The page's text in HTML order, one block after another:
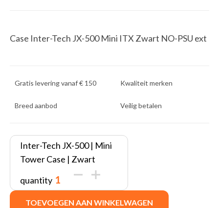
Case Inter-Tech JX-500 Mini ITX Zwart NO-PSU ext
Gratis levering vanaf € 150 Kwaliteit merken
Breed aanbod Veilig betalen
Inter-Tech JX-500 | Mini
Tower Case | Zwart
quantity
TOEVOEGEN AAN WINKELWAGEN